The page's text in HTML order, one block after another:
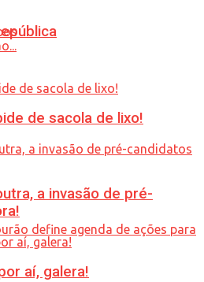
de sacola de lixo!
a invasão de pré-
aí, galera!